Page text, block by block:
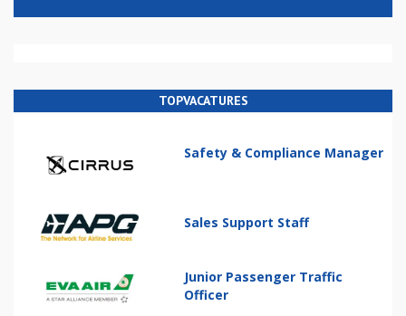
TOPVACATURES
Safety & Compliance Manager
Sales Support Staff
Junior Passenger Traffic
Officer